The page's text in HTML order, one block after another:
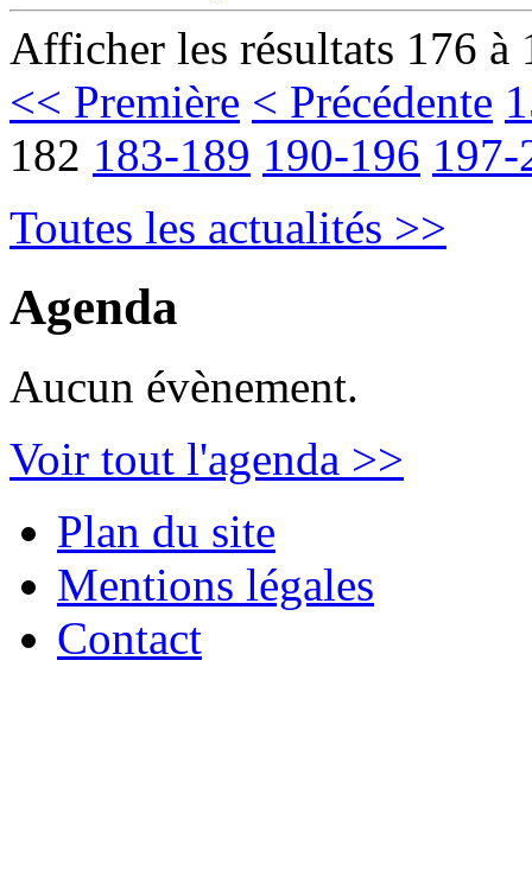
Afficher les résultats 176 à
<< Première < Précédente
182 183-189 190-196 197-
Toutes les actualités >>
Agenda
Aucun évènement.
Voir tout l'agenda >>
Plan du site
Mentions légales
Contact